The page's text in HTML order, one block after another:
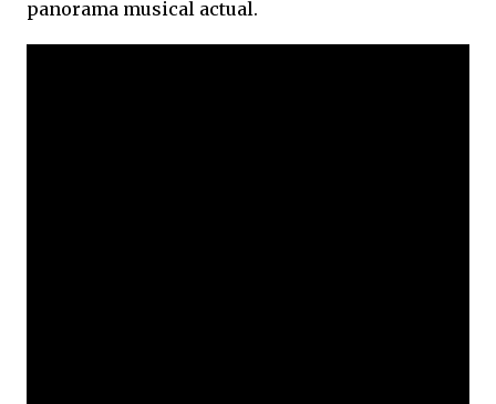
panorama musical actual.